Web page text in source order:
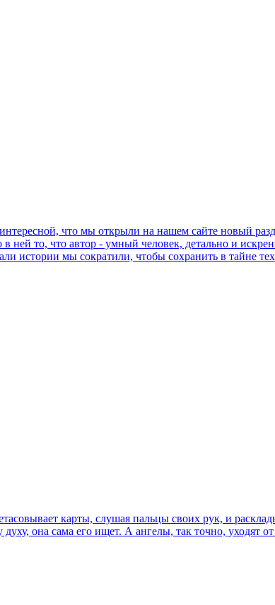
что мы открыли на нашем сайте новый
ней то, что автор - умный человек, детально и
истории мы сократили, чтобы сохранить в тайне
карты, слушая пальцы своих рук, и
она сама его ищет. А ангелы, так точно, уходят